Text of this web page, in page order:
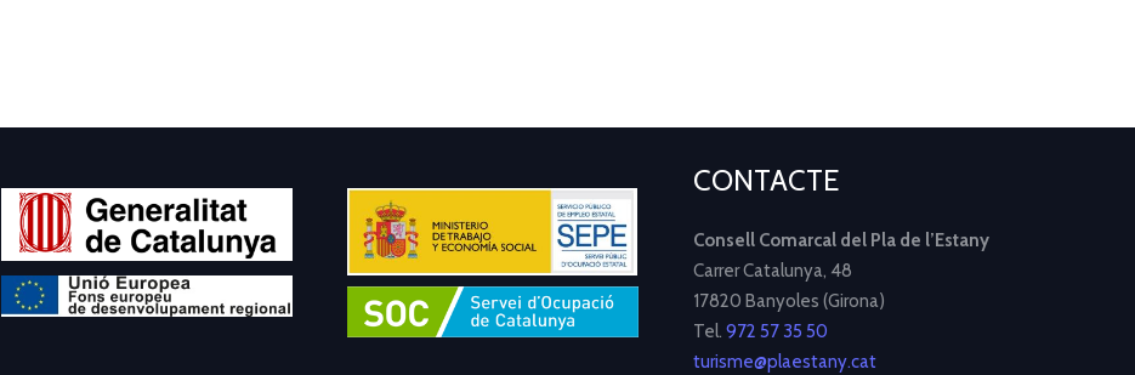
CONTACTE
Consell Comarcal del Pla de l’Estany
Carrer Catalunya, 48
17820 Banyoles (Girona)
Tel. 972 57 35 50
turisme@plaestany.cat